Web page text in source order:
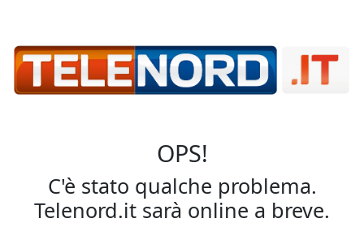
OPS!
C'è stato qualche problema.
Telenord.it sarà online a breve.